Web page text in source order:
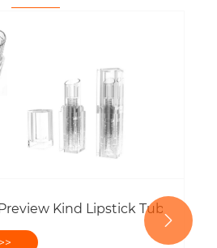
lignum Packaging
pet in altus transparent
